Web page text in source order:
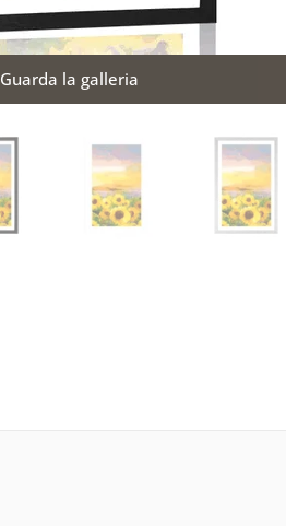
Guarda la galleria